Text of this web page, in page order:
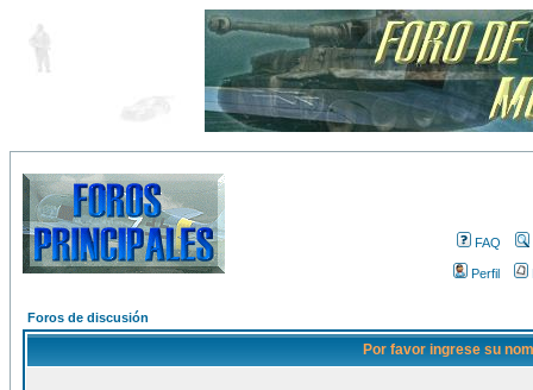
FAQ
Perfil
Foros de discusión
Por favor ingrese su